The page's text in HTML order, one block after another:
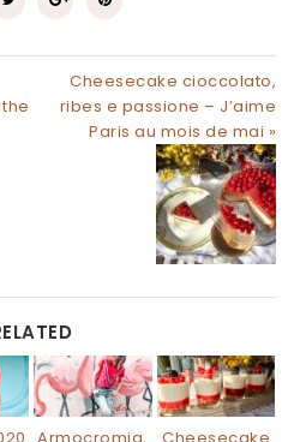
Cheesecake cioccolato,
ribes e passione – J’aime
Paris au mois de mai »